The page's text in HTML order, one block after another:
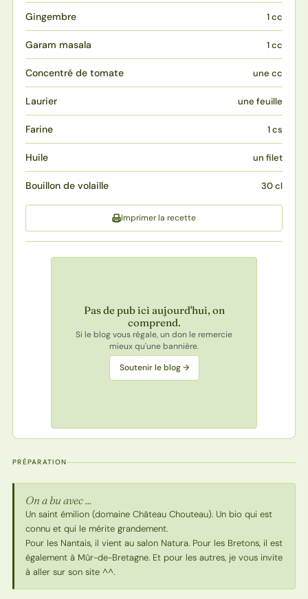
Gingembre 1 cc
Garam masala 1 cc
Concentré de tomate une cc
Laurier une feuille
Farine 1 cs
Huile un filet
Bouillon de volaille 30 cl
Imprimer la recette
Pas de pub ici aujourd'hui, on
comprend.
Si le blog vous régale, un don le remercie
mieux qu'une bannière.
Soutenir le blog →
PRÉPARATION
On a bu avec ...
Un saint émilion (domaine Château Chouteau). Un bio qui est
connu et qui le mérite grandement.
Pour les Nantais, il vient au salon Natura. Pour les Bretons, il est
également à Mûr-de-Bretagne. Et pour les autres, je vous invite
à aller sur son site ^^.